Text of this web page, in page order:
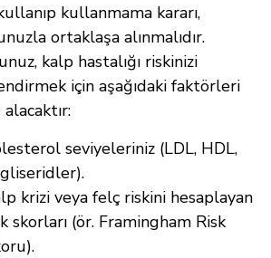
kullanmama kararı,
ortaklaşa alınmalıdır.
kalp hastalığı riskinizi
için aşağıdaki faktörleri
seviyeleriniz (LDL, HDL,
krizi veya felç riskini hesaplayan
skorları (ör. Framingham Risk